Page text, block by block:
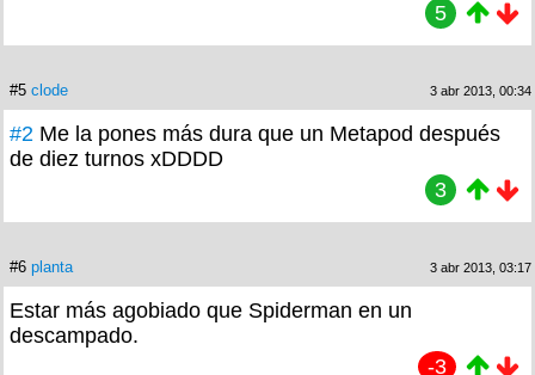
5
#5 clode 3 abr 2013, 00:34
#2 Me la pones más dura que un Metapod después
de diez turnos xDDDD
3
#6 planta 3 abr 2013, 03:17
Estar más agobiado que Spiderman en un
descampado.
-3